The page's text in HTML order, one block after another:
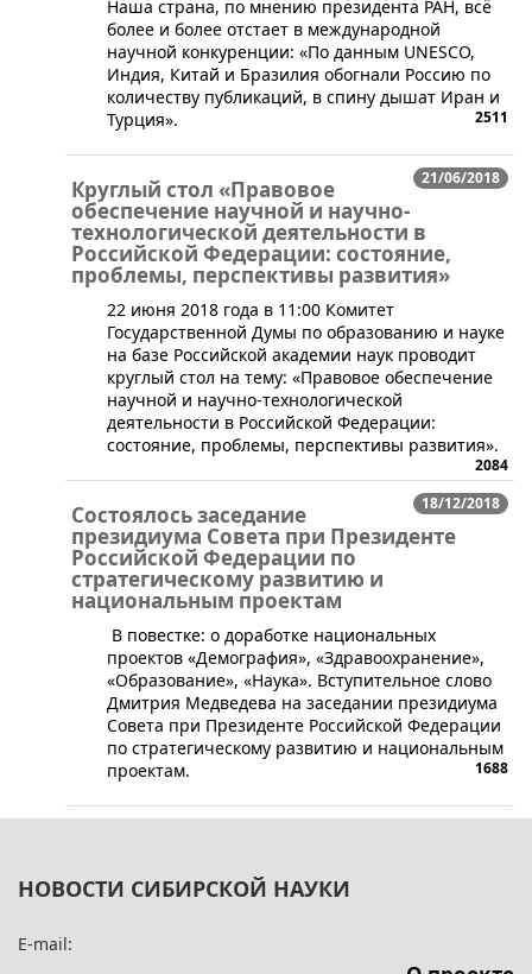
Наша страна, по мнению президента РАН, всё
более и более отстает в международной
научной конкуренции: «По данным UNESCO,
Индия, Китай и Бразилия обогнали Россию по
количеству публикаций, в спину дышат Иран и
Турция».
2511
21/06/2018
Круглый стол «Правовое
обеспечение научной и научно-
технологической деятельности в
Российской Федерации: состояние,
проблемы, перспективы развития»
​22 июня 2018 года в 11:00 Комитет
Государственной Думы по образованию и науке
на базе Российской академии наук проводит
круглый стол на тему: «Правовое обеспечение
научной и научно-технологической
деятельности в Российской Федерации:
состояние, проблемы, перспективы развития».
2084
18/12/2018
Состоялось заседание
президиума Совета при Президенте
Российской Федерации по
стратегическому развитию и
национальным проектам
В повестке: о доработке национальных
проектов «Демография», «Здравоохранение»,
«Образование», «Наука». Вступительное слово
Дмитрия Медведева на заседании президиума
Совета при Президенте Российской Федерации
по стратегическому развитию и национальным
проектам.
1688
НОВОСТИ СИБИРСКОЙ НАУКИ
E-mail: